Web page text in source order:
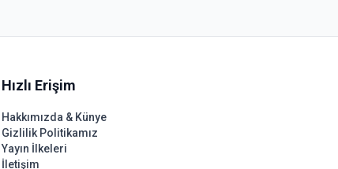
Hızlı Erişim
Hakkımızda & Künye
Gizlilik Politikamız
Yayın İlkeleri
İletişim